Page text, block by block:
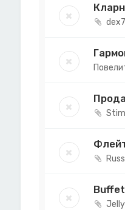
Russ
Buffet